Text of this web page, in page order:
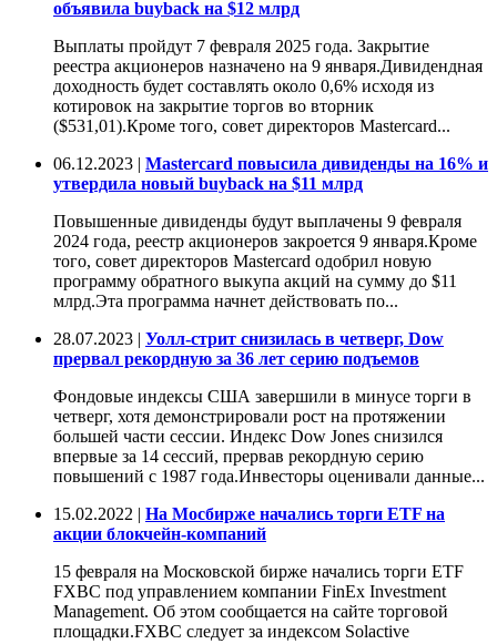
объявила buyback на $12 млрд
Выплаты пройдут 7 февраля 2025 года. Закрытие
реестра акционеров назначено на 9 января.Дивидендная
доходность будет составлять около 0,6% исходя из
котировок на закрытие торгов во вторник
($531,01).Кроме того, совет директоров Mastercard...
06.12.2023 | Mastercard повысила дивиденды на 16% и
утвердила новый buyback на $11 млрд
Повышенные дивиденды будут выплачены 9 февраля
2024 года, реестр акционеров закроется 9 января.Кроме
того, совет директоров Mastercard одобрил новую
программу обратного выкупа акций на сумму до $11
млрд.Эта программа начнет действовать по...
28.07.2023 | Уолл-стрит снизилась в четверг, Dow
прервал рекордную за 36 лет серию подъемов
Фондовые индексы США завершили в минусе торги в
четверг, хотя демонстрировали рост на протяжении
большей части сессии. Индекс Dow Jones снизился
впервые за 14 сессий, прервав рекордную серию
повышений c 1987 года.Инвесторы оценивали данные...
15.02.2022 | На Мосбирже начались торги ETF на
акции блокчейн-компаний
15 февраля на Московской бирже начались торги ETF
FXBC под управлением компании FinEx Investment
Management. Об этом сообщается на сайте торговой
площадки.FXBC следует за индексом Solactive